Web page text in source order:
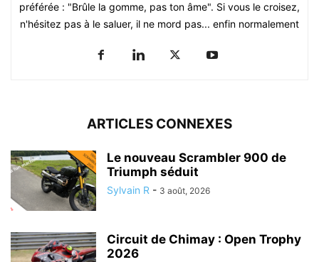
préférée : "Brûle la gomme, pas ton âme". Si vous le croisez,
n'hésitez pas à le saluer, il ne mord pas... enfin normalement
ARTICLES CONNEXES
Le nouveau Scrambler 900 de
Triumph séduit
Sylvain R - 3 août, 2026
Circuit de Chimay : Open Trophy
2026